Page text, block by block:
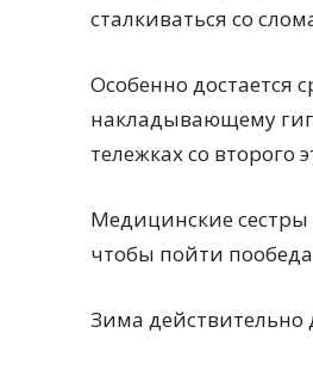
сталкиваться со
Особенно достается
накладывающему
тележках со второго
Медицинские сестры
чтобы пойти
Зима действительно